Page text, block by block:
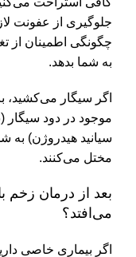
جلوگیری از عفونت
چگونگی اطمینان از
به شما بدهد.
اگر سیگار می‌کشید،
موجود در دود سیگار
سیانید هیدروژن) به
مختل می‌کنند.
می‌افتد؟
اگر بیماری خاصی